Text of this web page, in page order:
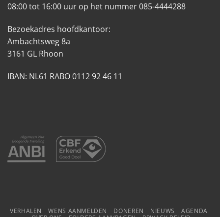
08:00 tot 16:00 uur op het nummer 085-4444288
Bezoekadres hoofdkantoor:
Ambachtsweg 8a
3161 GL Rhoon
IBAN: NL61 RABO 0112 92 46 11
VERHALEN WENS AANMELDEN DONEREN NIEUWS
AGENDA